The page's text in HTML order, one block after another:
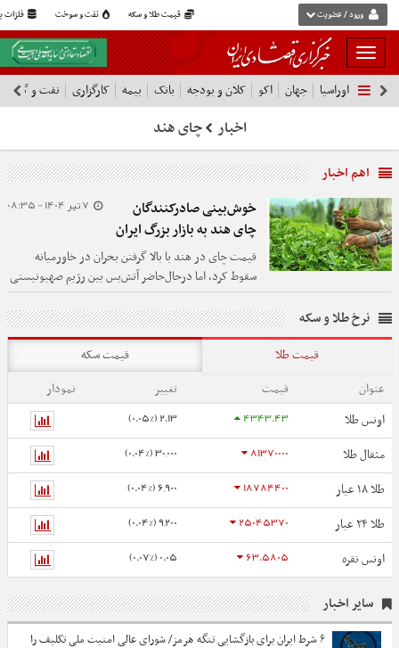
قیمت طلا و سکه نفت و سوخت فلزات ورود / عضویت
بار
و
بسته
نمودن
اوراسیا جهان اکو کلان و بودجه بانک بیمه کارگزاری نفت و گاز
اخبار چای هند
اهم اخبار
7 تیر 1404 - 08:35
خوش‌بینی صادرکنندگان
چای هند به بازار بزرگ ایران
قیمت چای در هند با بالا گرفتن بحران در خاورمیانه
سقوط کرد، اما درحال‌حاضر آتش‌بس بین رژیم صهیونیستی
و ایران یک حس خوش‌بینی محتاطانه در بین تولیدکنندگان
و صادرکنندگان چای هند به وجود آورده است.
نرخ طلا و سکه
قیمت طلا
قیمت سکه
عنوان
قیمت تغییر
نمودار
اونس طلا
4343.43
2.13 (0.05%)
مثقال طلا 81370000
30,000 (0.04%)
طلا ۱۸ عیار 18784400
6,900 (0.04%)
طلا ۲۴ عیار 25045370
9,200 (0.04%)
اونس نقره 63.5805
0.05 (0.07%)
سایر اخبار
۶ شرط ایران برای بازگشایی تنگه هرمز/ شورای عالی امنیت ملی تکلیف را